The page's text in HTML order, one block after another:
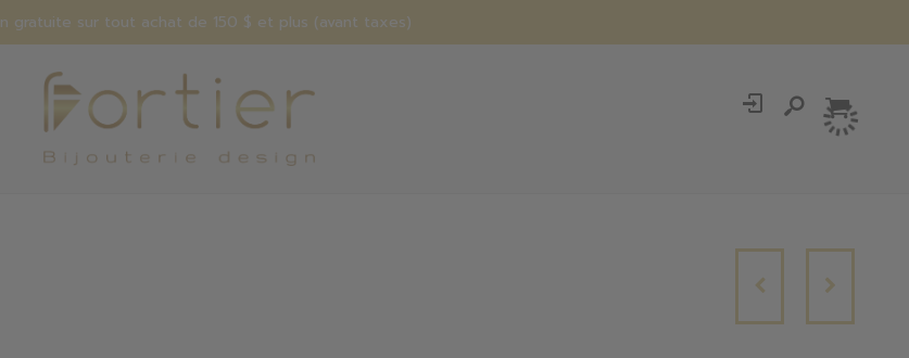
gratuite sur tout achat de 150 $ et plus (avant taxes)